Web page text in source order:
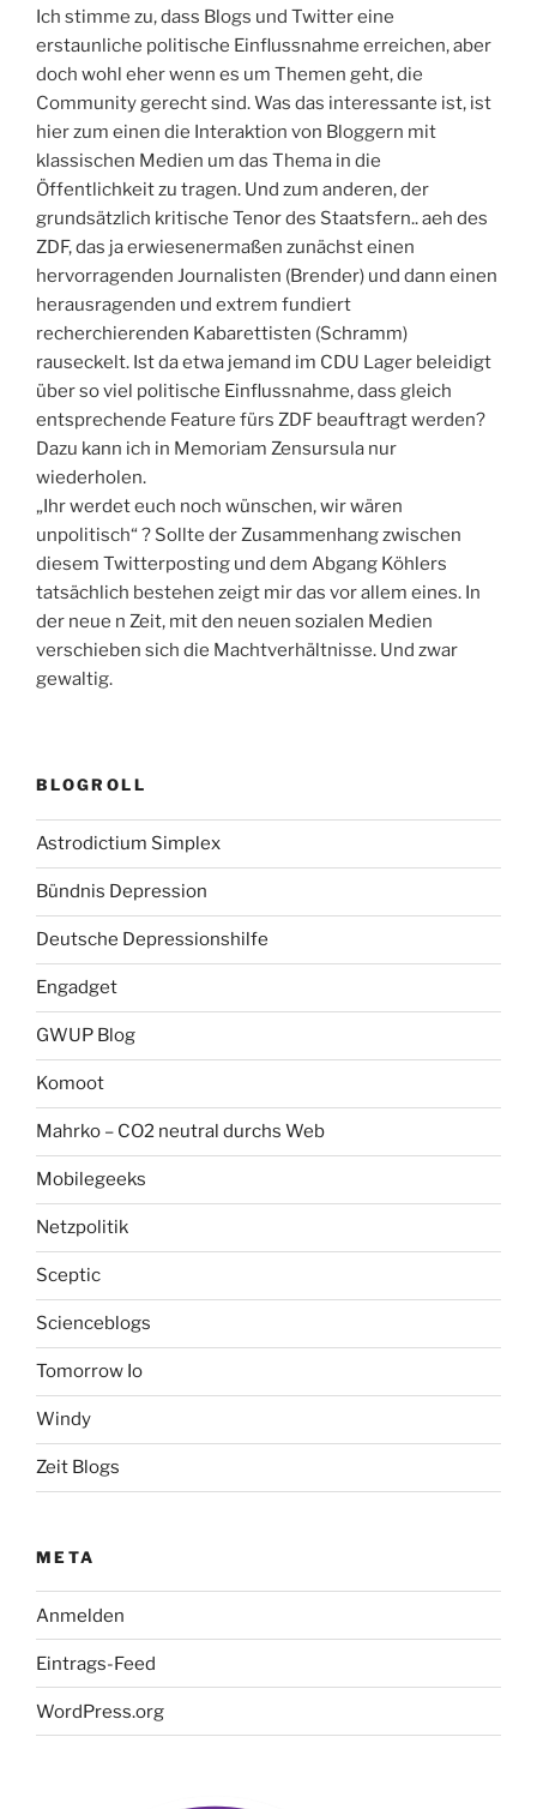
Ich stimme zu, dass Blogs und Twitter eine
erstaunliche politische Einflussnahme erreichen, aber
doch wohl eher wenn es um Themen geht, die
Community gerecht sind. Was das interessante ist, ist
hier zum einen die Interaktion von Bloggern mit
klassischen Medien um das Thema in die
Öffentlichkeit zu tragen. Und zum anderen, der
grundsätzlich kritische Tenor des Staatsfern.. aeh des
ZDF, das ja erwiesenermaßen zunächst einen
hervorragenden Journalisten (Brender) und dann einen
herausragenden und extrem fundiert
recherchierenden Kabarettisten (Schramm)
rauseckelt. Ist da etwa jemand im CDU Lager beleidigt
über so viel politische Einflussnahme, dass gleich
entsprechende Feature fürs ZDF beauftragt werden?
Dazu kann ich in Memoriam Zensursula nur
wiederholen.
„Ihr werdet euch noch wünschen, wir wären
unpolitisch“ ? Sollte der Zusammenhang zwischen
diesem Twitterposting und dem Abgang Köhlers
tatsächlich bestehen zeigt mir das vor allem eines. In
der neue n Zeit, mit den neuen sozialen Medien
verschieben sich die Machtverhältnisse. Und zwar
gewaltig.
BLOGROLL
Astrodictium Simplex
Bündnis Depression
Deutsche Depressionshilfe
Engadget
GWUP Blog
Komoot
Mahrko – CO2 neutral durchs Web
Mobilegeeks
Netzpolitik
Sceptic
Scienceblogs
Tomorrow Io
Windy
Zeit Blogs
META
Anmelden
Eintrags-Feed
WordPress.org